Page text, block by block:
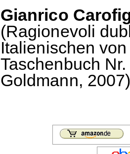
Gianrico
(Ragionevoli
Italienischen
Taschenbuch
Goldmann,